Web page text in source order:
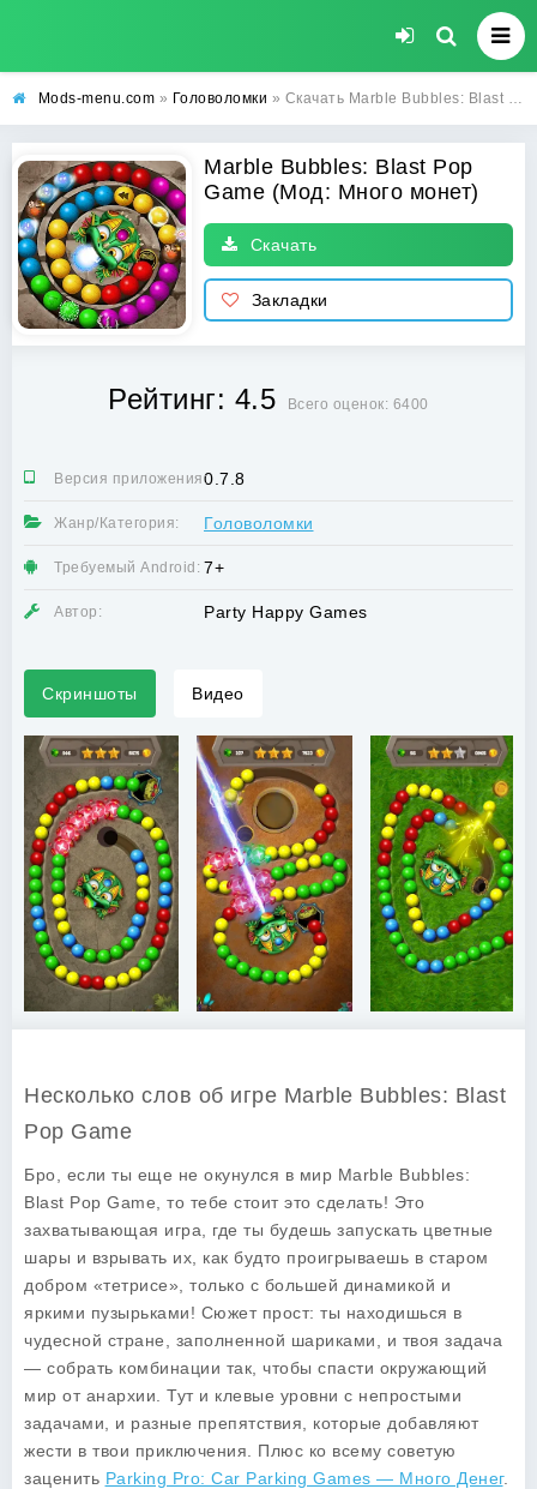
Mods-menu.com » Головоломки » Скачать Marble Bubbles: Blast Pop Game Взлом (Много монет) на Андроид
Marble Bubbles: Blast Pop
Game (Мод: Много монет)
Скачать
Закладки
Рейтинг: 4.5 Всего оценок: 6400
Версия приложения:0.7.8
Жанр/Категория: Головоломки
Требуемый Android: 7+
Автор: Party Happy Games
Скриншоты Видео
Несколько слов об игре Marble Bubbles: Blast
Pop Game
Бро, если ты еще не окунулся в мир Marble Bubbles:
Blast Pop Game, то тебе стоит это сделать! Это
захватывающая игра, где ты будешь запускать цветные
шары и взрывать их, как будто проигрываешь в старом
добром «тетрисе», только с большей динамикой и
яркими пузырьками! Сюжет прост: ты находишься в
чудесной стране, заполненной шариками, и твоя задача
— собрать комбинации так, чтобы спасти окружающий
мир от анархии. Тут и клевые уровни с непростыми
задачами, и разные препятствия, которые добавляют
жести в твои приключения. Плюс ко всему советую
заценить Parking Pro: Car Parking Games — Много Денег.